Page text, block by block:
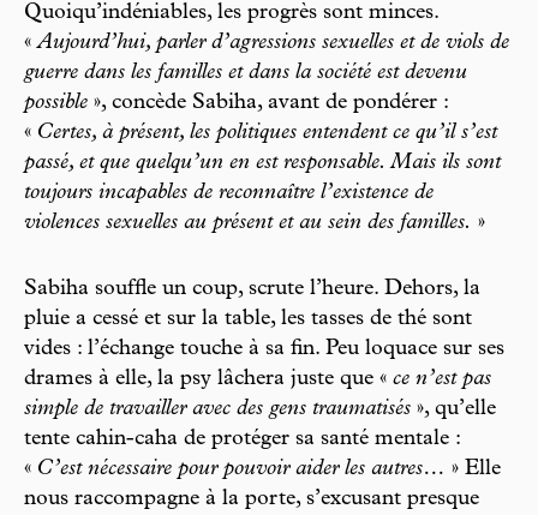
Quoiqu’indéniables, les progrès sont minces.
«Aujourd’hui, parler d’agressions sexuelles et de viols de
guerre dans les familles et dans la société est devenu
possible », concède Sabiha, avant de pondérer :
« Certes, à présent, les politiques entendent ce qu’il s’est
passé, et que quelqu’un en est responsable. Mais ils sont
toujours incapables de reconnaître l’existence de
violences sexuelles au présent et au sein des familles. »
Sabiha souffle un coup, scrute l’heure. Dehors, la
pluie a cessé et sur la table, les tasses de thé sont
vides : l’échange touche à sa fin. Peu loquace sur ses
drames à elle, la psy lâchera juste que « ce n’est pas
simple de travailler avec des gens traumatisés », qu’elle
tente cahin-caha de protéger sa santé mentale :
« C’est nécessaire pour pouvoir aider les autres… » Elle
nous raccompagne à la porte, s’excusant presque